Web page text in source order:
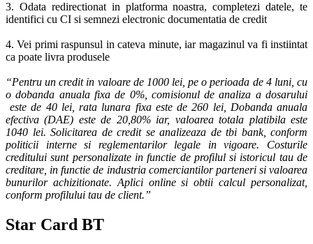
3. Odata redirectionat in platforma noastra, completezi datele, te
identifici cu CI si semnezi electronic documentatia de credit
4. Vei primi raspunsul in cateva minute, iar magazinul va fi instiintat
ca poate livra produsele
“Pentru un credit in valoare de 1000 lei, pe o perioada de 4 luni, cu
o dobanda anuala fixa de 0%, comisionul de analiza a dosarului
este de 40 lei, rata lunara fixa este de 260 lei, Dobanda anuala
efectiva (DAE) este de 20,80% iar, valoarea totala platibila este
1040 lei. Solicitarea de credit se analizeaza de tbi bank, conform
politicii interne si reglementarilor legale in vigoare. Costurile
creditului sunt personalizate in functie de profilul si istoricul tau de
creditare, in functie de industria comerciantilor parteneri si valoarea
bunurilor achizitionate. Aplici online si obtii calcul personalizat,
conform profilului tau de client.”
Star Card BT